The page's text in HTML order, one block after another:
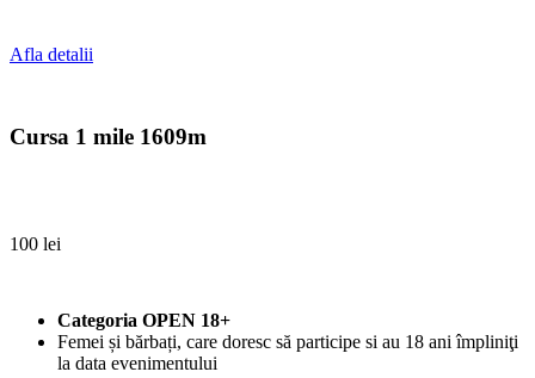
Afla detalii
Cursa 1 mile 1609m
100 lei
Categoria OPEN 18+
Femei și bărbați, care doresc să participe si au 18 ani împliniţi
la data evenimentului